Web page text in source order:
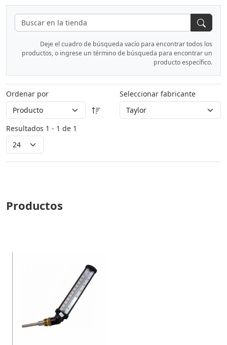
Deje el cuadro de búsqueda vacío para encontrar todos los
productos, o ingrese un término de búsqueda para encontrar un
producto específico.
Ordenar por Seleccionar fabricante
Resultados 1 - 1 de 1
Productos